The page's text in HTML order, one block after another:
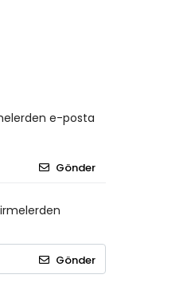
e-posta
Gönder
Gönder